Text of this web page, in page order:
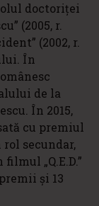
doctoriţei
(2005, r.
(2002, r.
În
de la
În 2015,
cu premiul
rol secundar,
„Q.E.D.”
și 13